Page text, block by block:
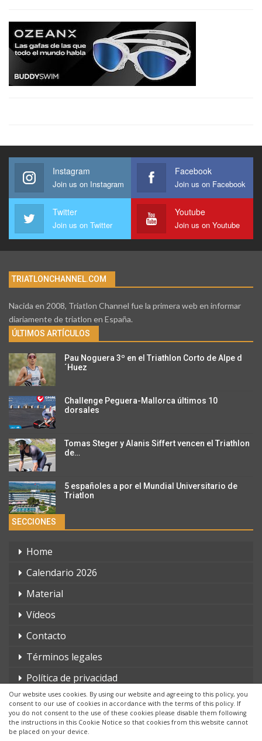
Our website uses cookies. By using our website and agreeing to this policy, you
consent to our use of cookies in accordance with the terms of this policy. If
you do not consent to the use of these cookies please disable them following
the instructions in this Cookie Notice so that cookies from this website cannot
be placed on your device.
Instagram
Join us on Instagram
Facebook
Join us on Facebook
Twitter
Join us on Twitter
Youtube
Join us on Youtube
TRIATLONCHANNEL.COM
Nacida en 2008, Triatlon Channel fue la primera web en informar
diariamente de triatlon en España.
ÚLTIMOS ARTÍCULOS
Pau Noguera 3º en el Triathlon Corto de Alpe d
´Huez
Challenge Peguera-Mallorca últimos 10
dorsales
Tomas Steger y Alanis Siffert vencen el Triathlon
de…
5 españoles a por el Mundial Universitario de
Triatlon
SECCIONES
Home
Calendario 2026
Material
Vídeos
Contacto
Términos legales
Política de privacidad
© 2026 - triatlonchannel.com. Todos los derechos reservados.